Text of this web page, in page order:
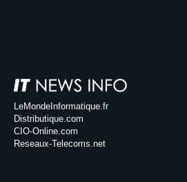
LeMondeInformatique.fr
Distributique.com
CIO-Online.com
Reseaux-Telecoms.net